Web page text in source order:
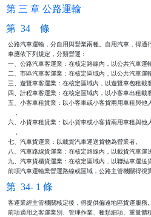
第 三 章 公路運輸
第 34 條
公路汽車運輸，分自用與營業兩種。自用汽車，得通
車應依下列規定，分類營運：
一、公路汽車客運業：在核定路線內，以公共汽車運
二、巿區汽車客運業：在核定區域內，以公共汽車運
三、遊覽車客運業：在核定區域內，以遊覽車包租載
四、計程車客運業：在核定區域內，以小客車出租載
五、小客車租賃業：以小客車或小客貨兩用車租與他
    。
六、小貨車租賃業：以小貨車或小客貨兩用車租與他
    。
七、汽車貨運業：以載貨汽車運送貨物為營業者。
八、汽車路線貨運業：在核定路線內，以載貨汽車運
九、汽車貨櫃貨運業：在核定區域內，以聯結車運送
前項汽車運輸業營運路線或區域，公路主管機關得視
第 34- 1 條
客運業經主管機關核定後，得提供偏遠地區貨運服務。
前項適用之客運業別、管理作業、種類細項、重量體